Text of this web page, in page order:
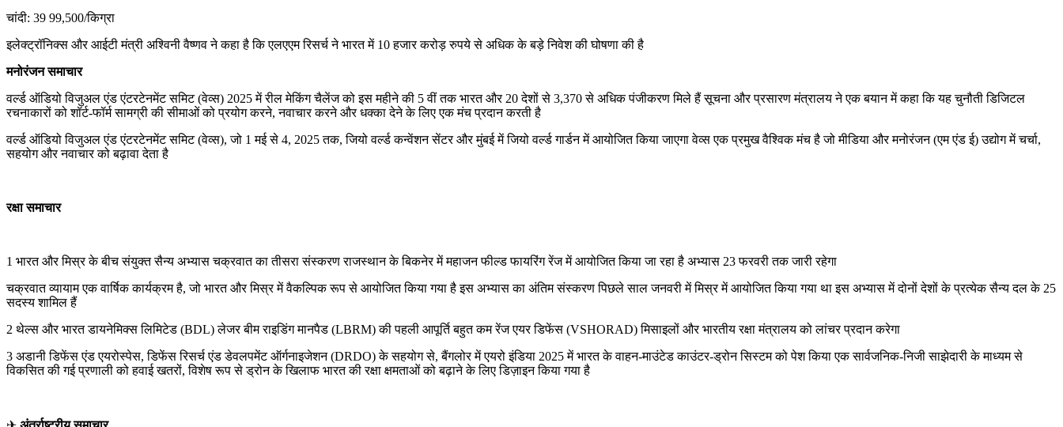
चांदी: 39 99,500/किग्रा
इलेक्ट्रॉनिक्स और आईटी मंत्री अश्विनी वैष्णव ने कहा है कि एलएएम रिसर्च ने भारत में 10 हजार करोड़ रुपये से अधिक के बड़े निवेश की घोषणा की है
मनोरंजन समाचार
वर्ल्ड ऑडियो विजुअल एंड एंटरटेनमेंट समिट (वेव्स) 2025 में रील मेकिंग चैलेंज को इस महीने की 5 वीं तक भारत और 20 देशों से 3,370 से अधिक पंजीकरण मिले हैं सूचना और प्रसारण मंत्रालय ने एक बयान में कहा कि यह चुनौती डिजिटल
रचनाकारों को शॉर्ट-फॉर्म सामग्री की सीमाओं को प्रयोग करने, नवाचार करने और धक्का देने के लिए एक मंच प्रदान करती है
वर्ल्ड ऑडियो विजुअल एंड एंटरटेनमेंट समिट (वेव्स), जो 1 मई से 4, 2025 तक, जियो वर्ल्ड कन्वेंशन सेंटर और मुंबई में जियो वर्ल्ड गार्डन में आयोजित किया जाएगा वेव्स एक प्रमुख वैश्विक मंच है जो मीडिया और मनोरंजन (एम एंड ई) उद्योग में चर्चा,
सहयोग और नवाचार को बढ़ावा देता है
रक्षा समाचार
1 भारत और मिस्र के बीच संयुक्त सैन्य अभ्यास चक्रवात का तीसरा संस्करण राजस्थान के बिकनेर में महाजन फील्ड फायरिंग रेंज में आयोजित किया जा रहा है अभ्यास 23 फरवरी तक जारी रहेगा
चक्रवात व्यायाम एक वार्षिक कार्यक्रम है, जो भारत और मिस्र में वैकल्पिक रूप से आयोजित किया गया है इस अभ्यास का अंतिम संस्करण पिछले साल जनवरी में मिस्र में आयोजित किया गया था इस अभ्यास में दोनों देशों के प्रत्येक सैन्य दल के 25
सदस्य शामिल हैं
2 थेल्स और भारत डायनेमिक्स लिमिटेड (BDL) लेजर बीम राइडिंग मानपैड (LBRM) की पहली आपूर्ति बहुत कम रेंज एयर डिफेंस (VSHORAD) मिसाइलों और भारतीय रक्षा मंत्रालय को लांचर प्रदान करेगा
3 अडानी डिफेंस एंड एयरोस्पेस, डिफेंस रिसर्च एंड डेवलपमेंट ऑर्गनाइजेशन (DRDO) के सहयोग से, बैंगलोर में एयरो इंडिया 2025 में भारत के वाहन-माउंटेड काउंटर-ड्रोन सिस्टम को पेश किया एक सार्वजनिक-निजी साझेदारी के माध्यम से
विकसित की गई प्रणाली को हवाई खतरों, विशेष रूप से ड्रोन के खिलाफ भारत की रक्षा क्षमताओं को बढ़ाने के लिए डिज़ाइन किया गया है